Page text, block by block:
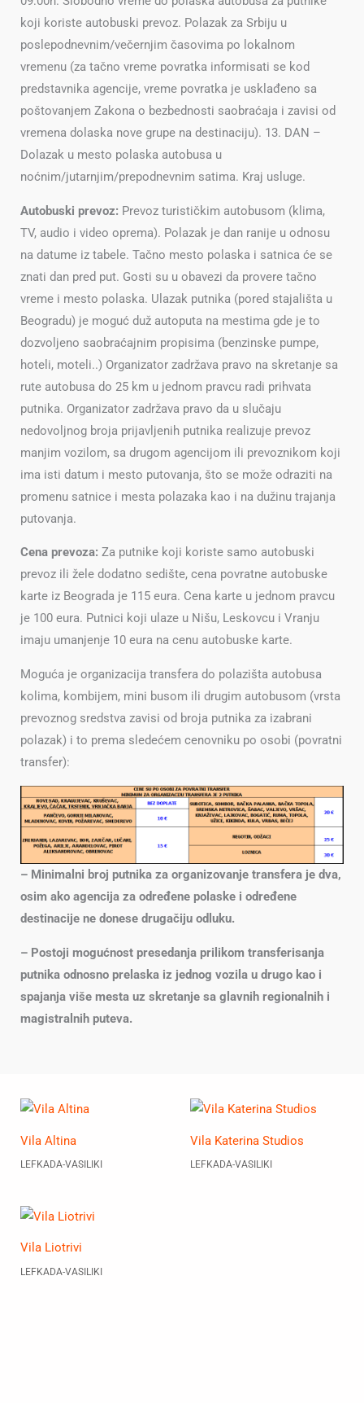
koji koriste autobuski prevoz. Polazak za Srbiju u
poslepodnevnim/večernjim časovima po lokalnom
vremenu (za tačno vreme povratka informisati se kod
predstavnika agencije, vreme povratka je usklađeno sa
poštovanjem Zakona o bezbednosti saobraćaja i zavisi od
vremena dolaska nove grupe na destinaciju). 13. DAN –
Dolazak u mesto polaska autobusa u
noćnim/jutarnjim/prepodnevnim satima. Kraj usluge.
Autobuski prevoz: Prevoz turističkim autobusom (klima,
TV, audio i video oprema). Polazak je dan ranije u odnosu
na datume iz tabele. Tačno mesto polaska i satnica će se
znati dan pred put. Gosti su u obavezi da provere tačno
vreme i mesto polaska. Ulazak putnika (pored stajališta u
Beogradu) je moguć duž autoputa na mestima gde je to
dozvoljeno saobraćajnim propisima (benzinske pumpe,
hoteli, moteli..) Organizator zadržava pravo na skretanje sa
rute autobusa do 25 km u jednom pravcu radi prihvata
putnika. Organizator zadržava pravo da u slučaju
nedovoljnog broja prijavljenih putnika realizuje prevoz
manjim vozilom, sa drugom agencijom ili prevoznikom koji
ima isti datum i mesto putovanja, što se može odraziti na
promenu satnice i mesta polazaka kao i na dužinu trajanja
putovanja.
Cena prevoza: Za putnike koji koriste samo autobuski
prevoz ili žele dodatno sedište, cena povratne autobuske
karte iz Beograda je 115 eura. Cena karte u jednom pravcu
je 100 eura. Putnici koji ulaze u Nišu, Leskovcu i Vranju
imaju umanjenje 10 eura na cenu autobuske karte.
Moguća je organizacija transfera do polazišta autobusa
kolima, kombijem, mini busom ili drugim autobusom (vrsta
prevoznog sredstva zavisi od broja putnika za izabrani
polazak) i to prema sledećem cenovniku po osobi (povratni
transfer):
– Minimalni broj putnika za organizovanje transfera je dva,
osim ako agencija za određene polaske i određene
destinacije ne donese drugačiju odluku.
– Postoji mogućnost presedanja prilikom transferisanja
putnika odnosno prelaska iz jednog vozila u drugo kao i
spajanja više mesta uz skretanje sa glavnih regionalnih i
magistralnih puteva.
Vila Altina
LEFKADA-VASILIKI
Vila Katerina Studios
LEFKADA-VASILIKI
Vila Liotrivi
LEFKADA-VASILIKI